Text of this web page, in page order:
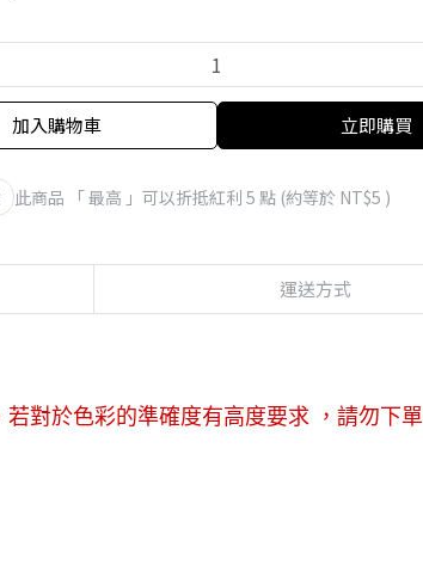
加入購物車 立即購買
此商品 「 最高 」可以折抵紅利 5 點 (約等於 NT$5 )
運送方式
對於色彩的準確度有高度要求 ，請勿下單